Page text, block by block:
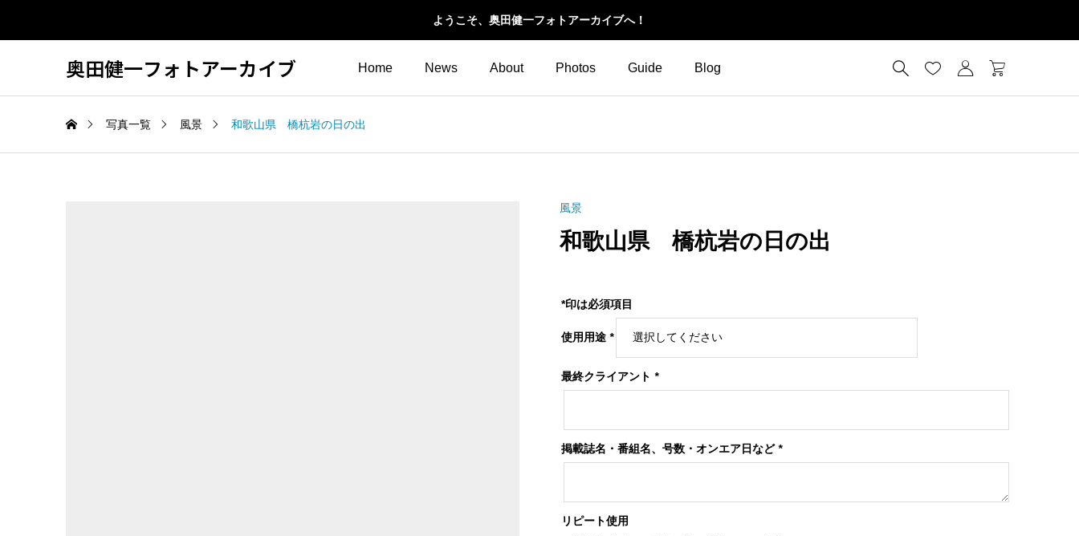
ようこそ、奥田健一フォトアーカイブへ！
奥田健一フォトアーカイブ Home News About Photos Guide Blog    
写真一覧 風景 和歌山県 橋杭岩の日の出
風景
和歌山県 橋杭岩の日の出
*印は必須項目
使用用途 *
最終クライアント *
掲載誌名・番組名、号数・オンエア日など*
リピート使用